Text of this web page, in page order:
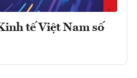
tế Việt Nam số